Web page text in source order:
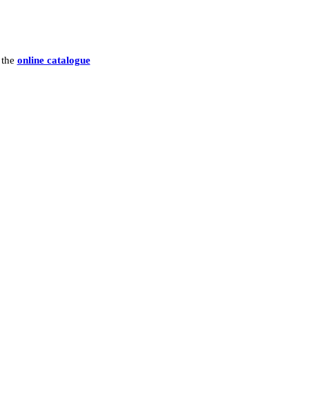
online catalogue